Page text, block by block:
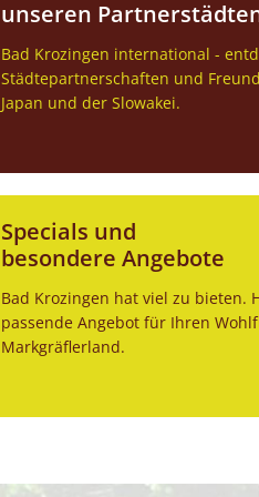
unseren
Bad Krozingen international -
Städtepartnerschaften und
Japan und der Slowakei.
Specials und
besondere Angebote
Bad Krozingen hat viel zu bieten.
passende Angebot für Ihren
Markgräflerland.